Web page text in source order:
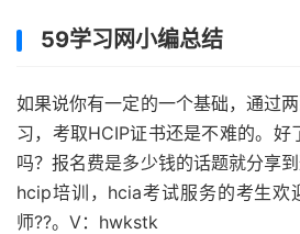
59学习网小编总结
如果说你有一定的一个基础，通过
习，考取HCIP证书还是不难的。好
吗？报名费是多少钱的话题就分享
hcip培训，hcia考试服务的考生欢
师?‍?。V：hwkstk